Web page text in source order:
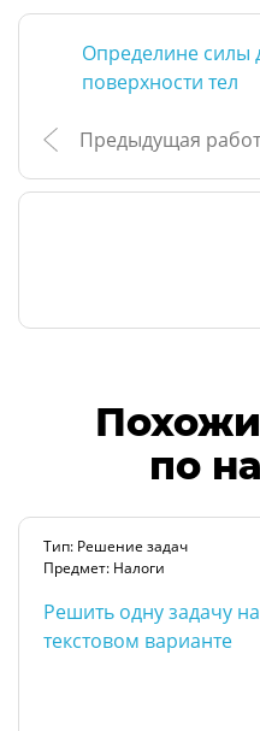
Определине силы
поверхности тел
Предыдущая
по
Тип: Решение задач
Предмет: Налоги
Решить одну задачу
текстовом варианте